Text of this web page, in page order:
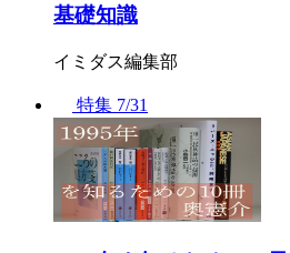
基礎知識
イミダス編集部
特集 7/31